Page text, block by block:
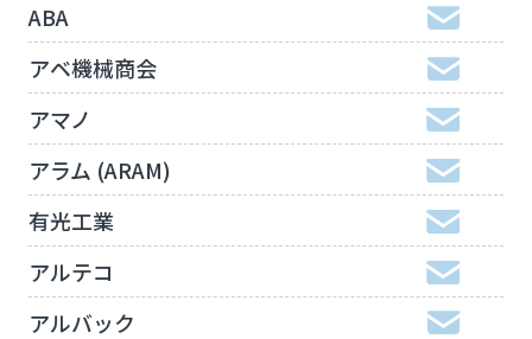
ABA
アベ機械商会
アマノ
アラム (ARAM)
有光工業
アルテコ
アルバック